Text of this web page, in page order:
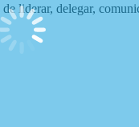
liderar, delegar,